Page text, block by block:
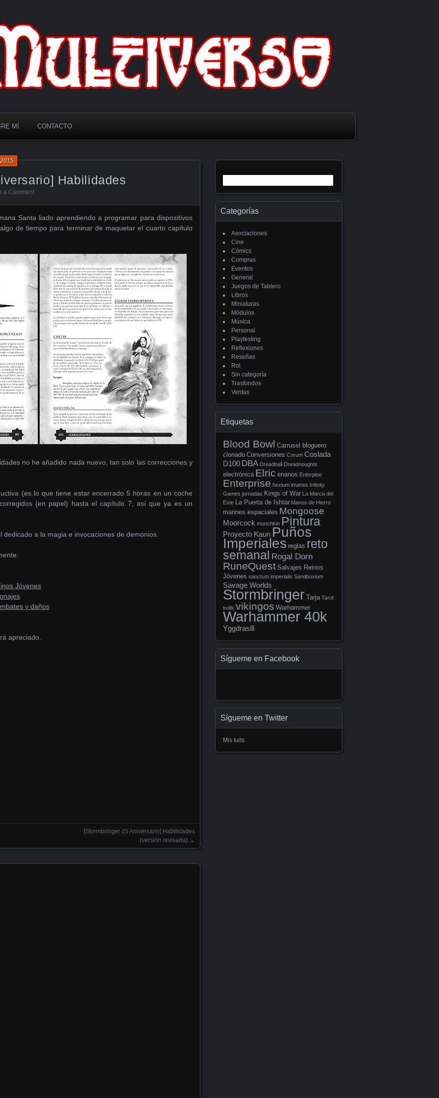
MÍ CONTACTO
Habilidades
a Comment
Santa liado aprendiendo a programar para dispositivos
de tiempo para terminar de maquetar el cuarto capítulo
no he añadido nada nuevo, tan solo las correcciones y
(es lo que tiene estar encerrado 5 horas en un coche
(en papel) hasta el capítulo 7, así que ya es un
a la magia e invocaciones de demonios.
Jóvenes
y daños
apreciado.
[Stormbringer 25 Aniversario] Habilidades
(versión revisada) →
Categorías
Asociaciones
Cine
Cómics
Compras
Eventos
General
Juegos de Tablero
Libros
Miniaturas
Módulos
Música
Personal
Playtesting
Reflexiones
Reseñas
Rol
Sin categoría
Trasfondos
Ventas
Etiquetas
Blood Bowl Carrusel bloguero
clonado Conversiones Corum Coslada
D100 DBA Dreadball Dreadnoughts
electrónica Elric enanos Enterpise
Enterprise hexium imanes Infinity
Games jornadas Kings of War La Marca del
Este La Puerta de Ishtar Manos de Hierro
marines espaciales Mongoose
Moorcock munchkin Pintura
Proyecto Kaun Puños
Imperiales reglas reto
semanal Rogal Dorn
RuneQuest Salvajes Reinos
Jóvenes sanctum imperialis Sandboxium
Savage Worlds
Stormbringer Tarja Tarot
trolls vikingos Warhammer
Warhammer 40k
Yggdrasill
Sígueme en Facebook
Sígueme en Twitter
Mis tuits